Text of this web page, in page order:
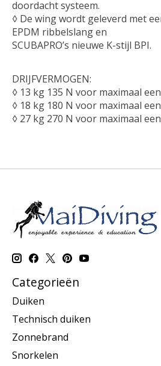
doordacht systeem.
◊ De wing wordt geleverd met
EPDM ribbelslang en
SCUBAPRO’s nieuwe K-stijl BPI.
DRIJFVERMOGEN:
◊ 13 kg 135 N voor maximaal
◊ 18 kg 180 N voor maximaal
◊ 27 kg 270 N voor maximaal
Categorieën
Duiken
Technisch duiken
Zonnebrand
Snorkelen